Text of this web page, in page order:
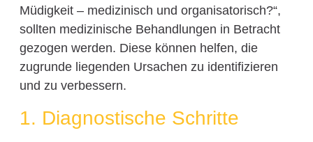
Müdigkeit – medizinisch und organisatorisch?“,
sollten medizinische Behandlungen in Betracht
gezogen werden. Diese können helfen, die
zugrunde liegenden Ursachen zu identifizieren
und zu verbessern.
1. Diagnostische Schritte